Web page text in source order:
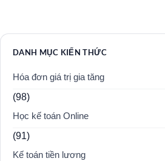
DANH MỤC KIẾN THỨC
Hóa đơn giá trị gia tăng
(98)
Học kế toán Online
(91)
Kế toán tiền lương